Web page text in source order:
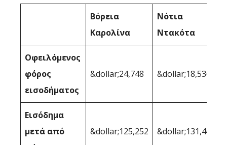
Βόρεια
Καρολίνα
Νότια
Ντακότα
Οφειλόμενος
φόρος
εισοδήματος
&dollar;24,748 &dollar;18,536
Εισόδημα
μετά από
&dollar;125,252 &dollar;131,464